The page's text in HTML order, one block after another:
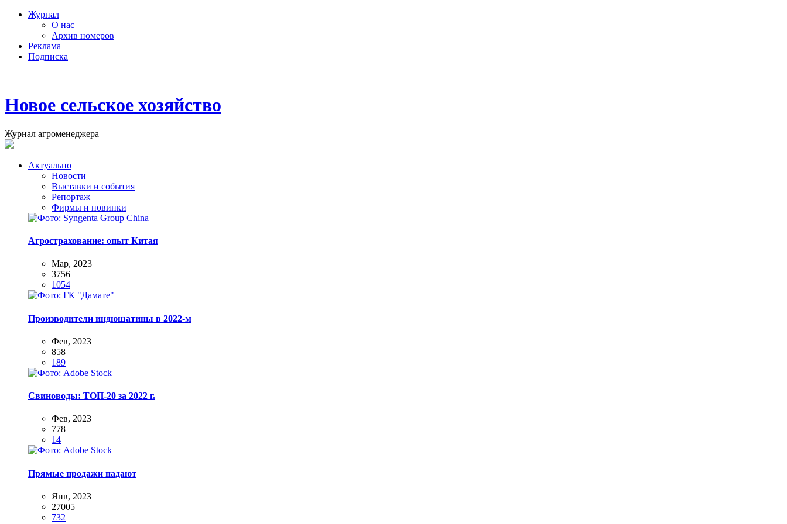
Журнал
О нас
Архив номеров
Реклама
Подписка
Новое сельское хозяйство
Журнал агроменеджера
Актуально
Новости
Выставки и события
Репортаж
Фирмы и новинки
Агрострахование: опыт Китая
Мар, 2023
3756
1054
Производители индюшатины в 2022-м
Фев, 2023
858
189
Свиноводы: ТОП-20 за 2022 г.
Фев, 2023
778
14
Прямые продажи падают
Янв, 2023
27005
732